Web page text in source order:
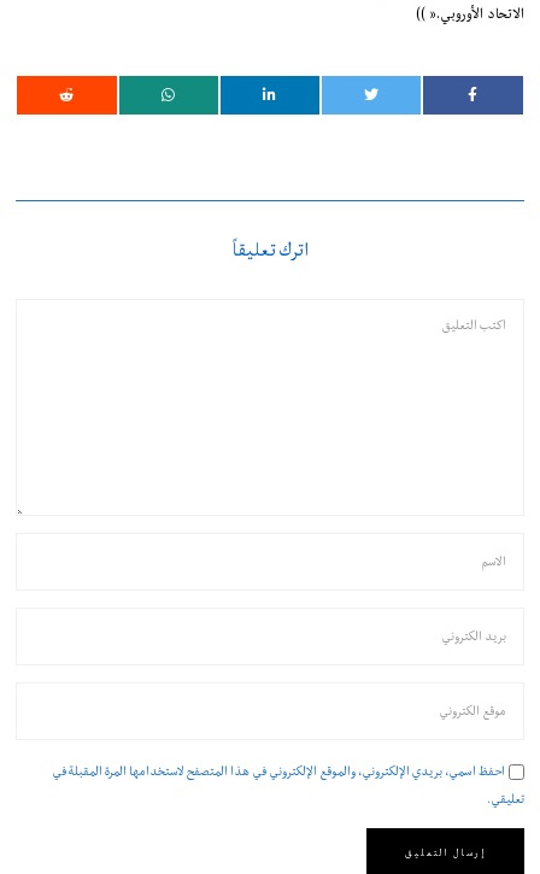
الاتحاد الأوروبي.” ))
اترك تعليقاً
احفظ اسمي، بريدي الإلكتروني، والموقع الإلكتروني في هذا المتصفح لاستخدامها المرة المقبلة في
تعليقي.